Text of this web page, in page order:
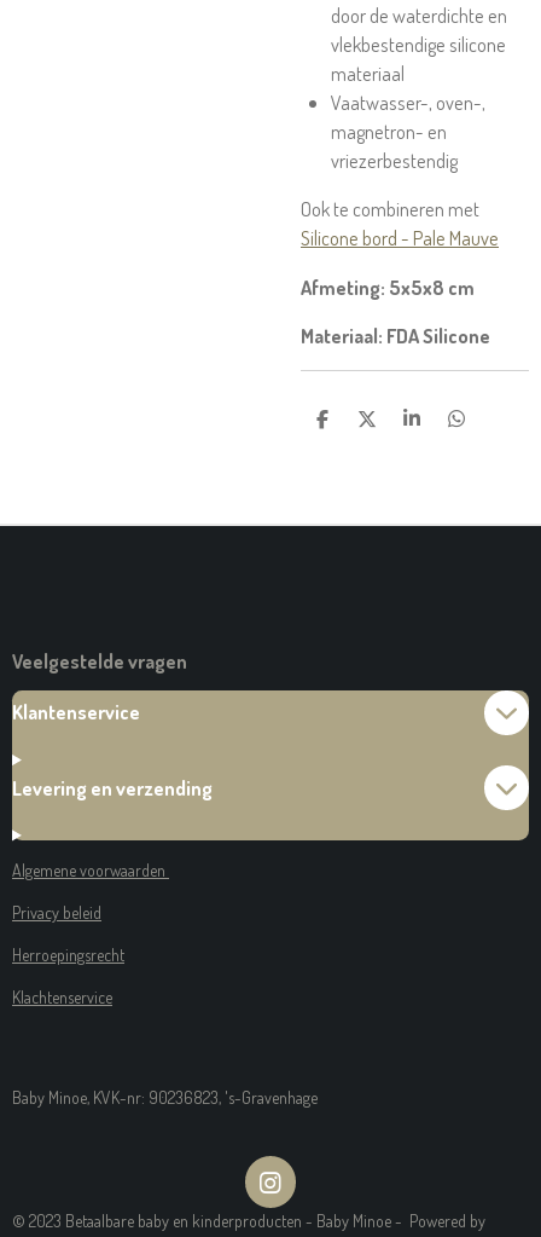
door de waterdichte en
vlekbestendige silicone
materiaal
Vaatwasser-, oven-,
magnetron- en
vriezerbestendig
Ook te combineren met
Silicone bord - Pale Mauve
Afmeting: 5x5x8 cm
Materiaal: FDA Silicone
D
D
S
D
Veelgestelde vragen
Klantenservice
Levering en verzending
Algemene voorwaarden
Privacy beleid
Herroepingsrecht
Klachtenservice
Baby Minoe, KVK-nr: 90236823, 's-Gravenhage
I
N
© 2023 Betaalbare baby en kinderproducten - Baby Minoe - Powered by